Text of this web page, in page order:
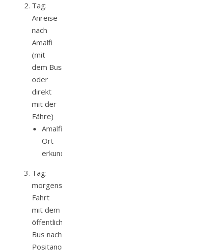
Tag:
Anreise
nach
Amalfi
(mit
dem Bus
oder
direkt
mit der
Fähre)
Amalfi
Ort
erkunden
Tag:
morgens
Fahrt
mit dem
öffentlichen
Bus nach
Positano,